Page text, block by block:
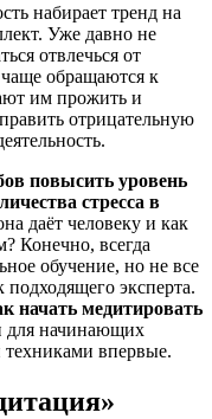
набирает тренд на
Уже давно не
отвлечься от
обращаются к
им прожить и
отрицательную
повысить уровень
стресса в
даёт человеку и как
Конечно, всегда
обучение, но не все
подходящего эксперта.
начать медитировать
для начинающих
техниками впервые.